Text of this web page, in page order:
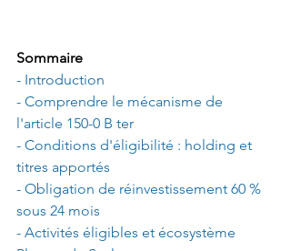
Sommaire
- Introduction
- Comprendre le mécanisme de
l'article 150-0 B ter
- Conditions d'éligibilité : holding et
titres apportés
- Obligation de réinvestissement 60 %
sous 24 mois
- Activités éligibles et écosystème